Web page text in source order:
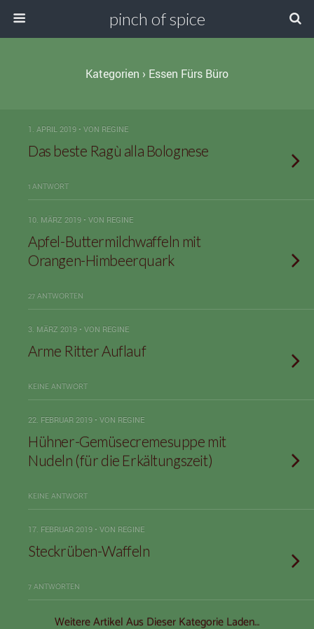
pinch of spice
Kategorien › Essen Fürs Büro
1. APRIL 2019 • VON REGINE
Das beste Ragù alla Bolognese
1 ANTWORT
10. MÄRZ 2019 • VON REGINE
Apfel-Buttermilchwaffeln mit
Orangen-Himbeerquark
27 ANTWORTEN
3. MÄRZ 2019 • VON REGINE
Arme Ritter Auflauf
KEINE ANTWORT
22. FEBRUAR 2019 • VON REGINE
Hühner-Gemüsecremesuppe mit
Nudeln (für die Erkältungszeit)
KEINE ANTWORT
17. FEBRUAR 2019 • VON REGINE
Steckrüben-Waffeln
7 ANTWORTEN
Weitere Artikel Aus Dieser Kategorie Laden…